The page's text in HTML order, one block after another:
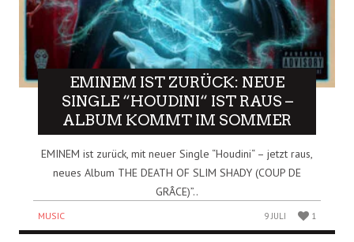
EMINEM IST ZURÜCK: NEUE
SINGLE “HOUDINI“ IST RAUS –
ALBUM KOMMT IM SOMMER
EMINEM ist zurück, mit neuer Single “Houdini“ – jetzt raus,
neues Album THE DEATH OF SLIM SHADY (COUP DE
GRÂCE)”..
MUSIC 9 JULI 1